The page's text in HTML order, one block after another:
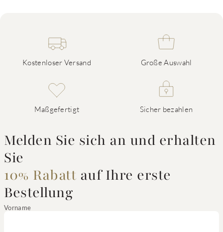
Kostenloser Versand Große Auswahl
Maßgefertigt Sicher bezahlen
Melden Sie sich an und erhalten
Sie
10% Rabatt auf Ihre erste
Bestellung
Vorname